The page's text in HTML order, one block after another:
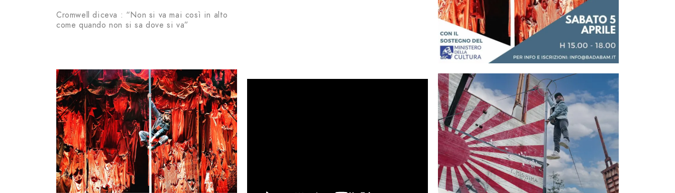
Cromwell diceva : “Non si va mai così in alto
come quando non si sa dove si va”